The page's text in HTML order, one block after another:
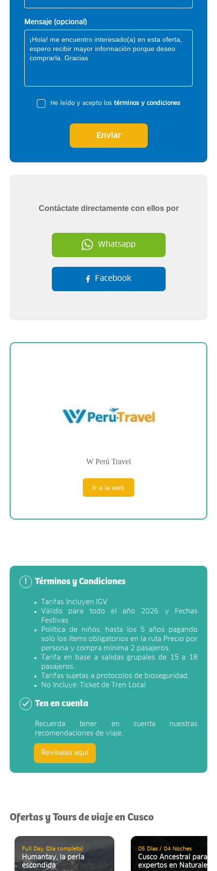
Mensaje (opcional)
He leído y acepto los términos y condiciones
Enviar
Contáctate directamente con ellos por
Whatsapp
Facebook
W Perú Travel
Ir a la web
! Términos y Condiciones
Tarifas Incluyen IGV
Válido para todo el año 2026 y Fechas
Festivas
Política de niños: hasta los 5 años pagando
solo los ítems obligatorios en la ruta Precio por
persona y compra mínima 2 pasajeros.
Tarifa en base a salidas grupales de 15 a 18
pasajeros.
Tarifas sujetas a protocolos de bioseguridad.
No Incluye: Ticket de Tren Local
Ten en cuenta
Recuerda tener en cuenta nuestras
recomendaciones de viaje.
Revísalas aquí
Ofertas y Tours de viaje en Cusco
Full Day (Día completo)
Humantay, la perla
escondida
05 Días / 04 Noches
Cusco Ancestral para
expertos en Naturaleza